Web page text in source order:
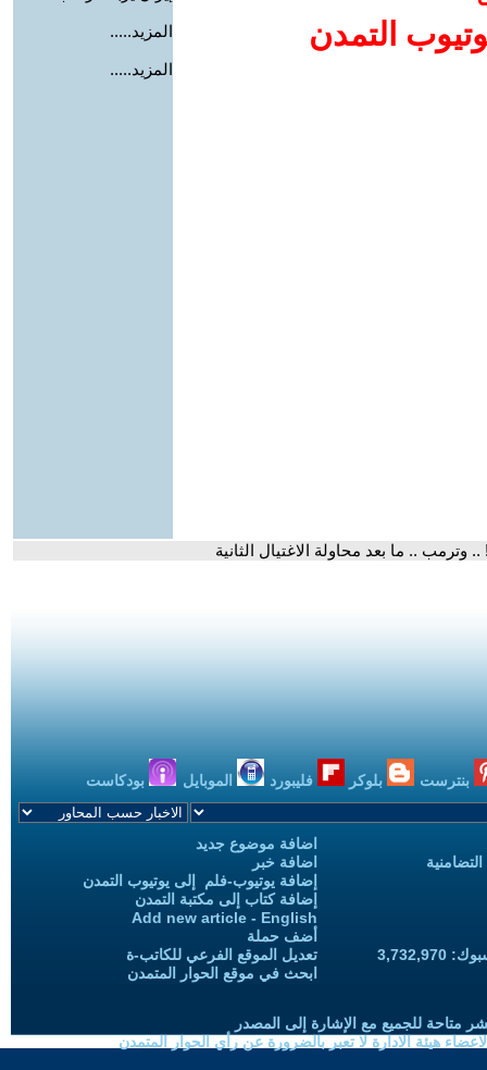
التمدن
المزيد.....
المزيد.....
.. ما بعد محاولة الاغتيال الثانية
بنترست بلوكر فليبورد الموبايل بودكاست
اضافة موضوع جديد
اضافة خبر
إضافة يوتيوب-فلم إلى يوتيوب التمدن
إضافة كتاب إلى مكتبة التمدن
Add new article - English
أضف حملة
تعديل الموقع الفرعي للكاتب-ة
ابحث في موقع الحوار المتمدن
متاحة للجميع مع الإشارة إلى المصدر
هيئة الادارة لا تعبر بالضرورة عن رأي الحوار المتمدن